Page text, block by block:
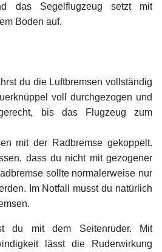
das Segelflugzeug setzt mit
Boden auf.
du die Luftbremsen vollständig
voll durchgezogen und
bis das Flugzeug zum
mit der Radbremse gekoppelt.
dass du nicht mit gezogener
sollte normalerweise nur
Im Notfall musst du natürlich
du mit dem Seitenruder. Mit
lässt die Ruderwirkung